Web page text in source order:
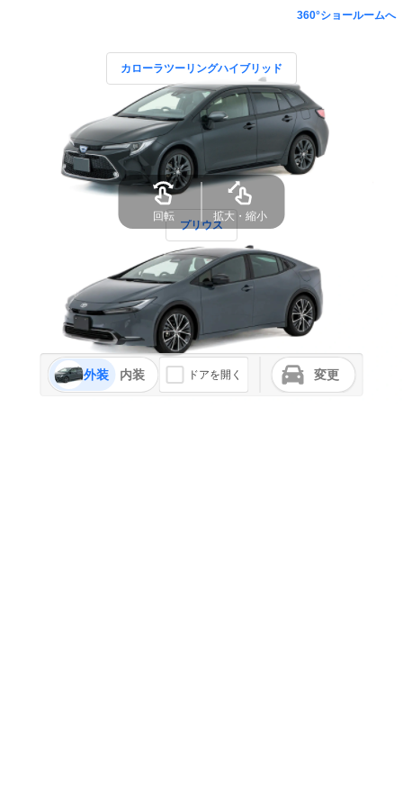
360°ショールームへ
カローラツーリングハイブリッド
プリウス
外装 内装 ドアを開く 変更